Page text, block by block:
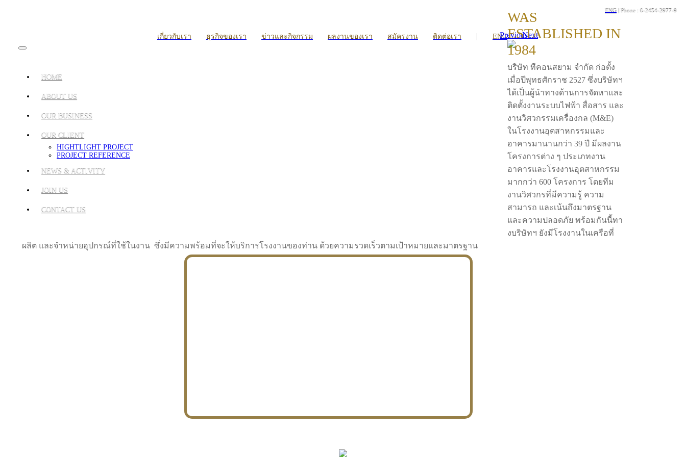
ENG | Phone : 0-2454-2977-9
เกี่ยวกับเรา ธุรกิจของเรา ข่าวและกิจกรรม ผลงานของเรา สมัครงาน ติดต่อเรา | ENG
HOME
ABOUT US
OUR BUSINESS
OUR CLIENT
HIGHTLIGHT PROJECT
PROJECT REFERENCE
NEWS & ACTIVITY
JOIN US
CONTACT US
PreviousNext
WAS
ESTABLISHED IN
1984
บริษัท ทีคอนสยาม จำกัด ก่อตั้ง
เมื่อปีพุทธศักราช 2527 ซึ่งบริษัทฯ
ได้เป็นผู้นำทางด้านการจัดหาและ
ติดตั้งงานระบบไฟฟ้า สื่อสาร และ
งานวิศวกรรมเครื่องกล (M&E)
ในโรงงานอุตสาหกรรมและ
อาคารมานานกว่า 39 ปี มีผลงาน
โครงการต่าง ๆ ประเภทงาน
อาคารและโรงงานอุตสาหกรรม
มากกว่า 600 โครงการ โดยทีม
งานวิศวกรที่มีความรู้ ความ
สามารถ และเน้นถึงมาตรฐาน
และความปลอดภัย พร้อมกันนี้ทา
งบริษัทฯ ยังมีโรงงานในเครือที่
ผลิต และจำหน่ายอุปกรณ์ที่ใช้ในงาน ซึ่งมีความพร้อมที่จะให้บริการโรงงานของท่าน ด้วยความรวดเร็วตามเป้าหมายและมาตรฐาน